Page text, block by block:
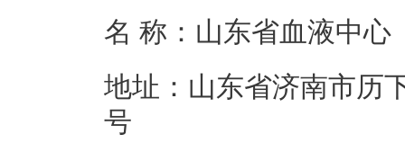
名 称：山东省
地址：山东省济南市历
号